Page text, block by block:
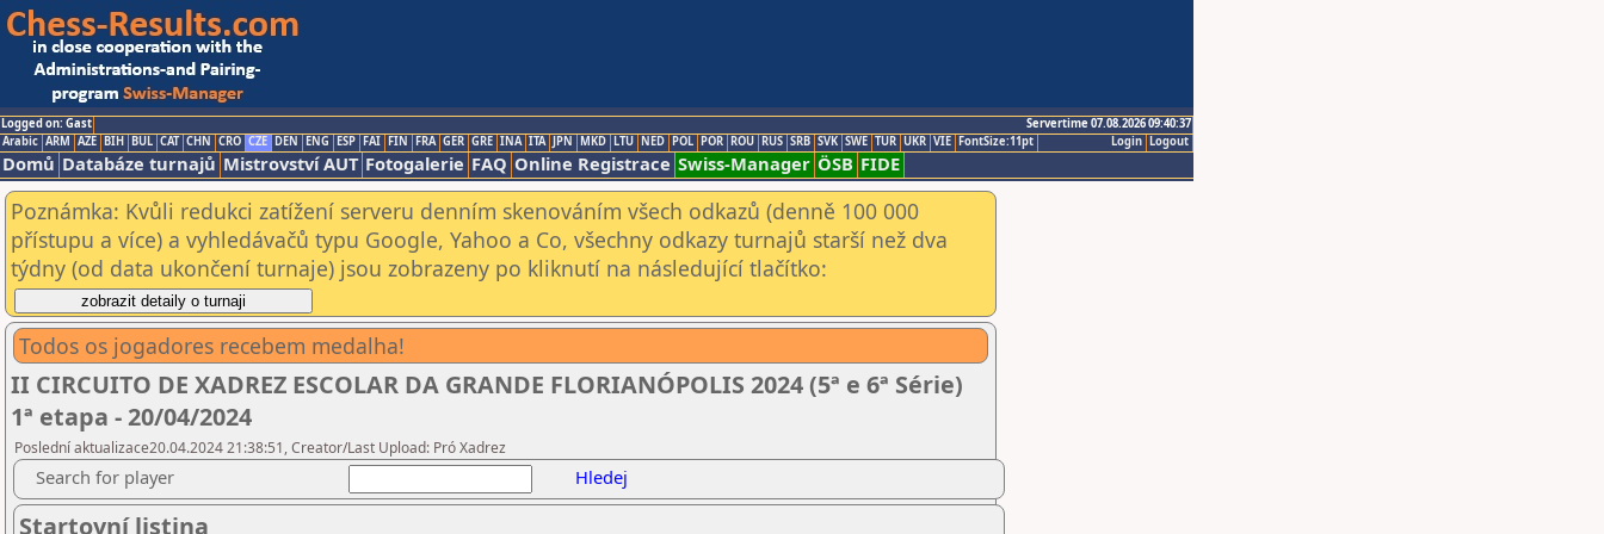
Logged on: Gast
Servertime 07.08.2026 09:40:37
Logout
Login
Arabic ARM AZE BIH BUL CAT CHN CRO CZE DEN ENG ESP FAI FIN FRA GER GRE INA ITA JPN MKD LTU NED POL POR ROU RUS SRB SVK SWE TUR UKR VIE FontSize:11pt
Domů Databáze turnajů Mistrovství AUT Fotogalerie FAQ Online Registrace Swiss-Manager ÖSB FIDE
Poznámka: Kvůli redukci zatížení serveru denním skenováním všech odkazů (denně 100 000
přístupu a více) a vyhledávačů typu Google, Yahoo a Co, všechny odkazy turnajů starší než dva
týdny (od data ukončení turnaje) jsou zobrazeny po kliknutí na následující tlačítko:
Todos os jogadores recebem medalha!
II CIRCUITO DE XADREZ ESCOLAR DA GRANDE FLORIANÓPOLIS 2024 (5ª e 6ª Série)
1ª etapa - 20/04/2024
Poslední aktualizace20.04.2024 21:38:51, Creator/Last Upload: Pró Xadrez
Search for player Hledej
Startovní listina